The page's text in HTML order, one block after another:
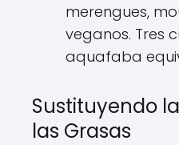
merengues,
veganos. Tres
aquafaba
Sustituyendo
las Grasas